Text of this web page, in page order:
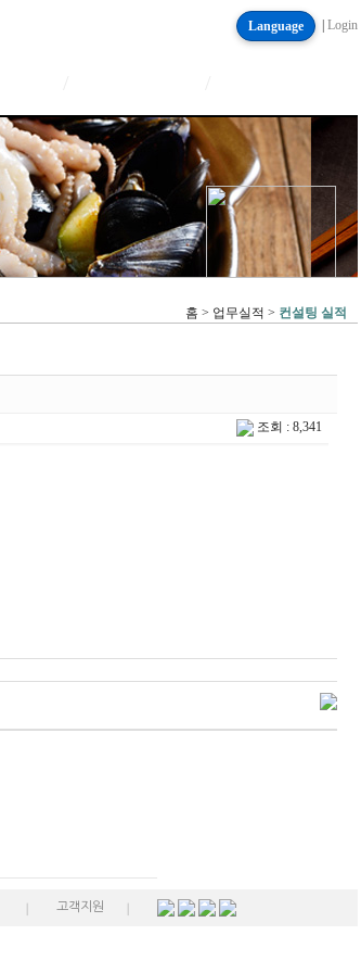
Language | Login
홈 > 업무실적 > 컨설팅 실적
조회 : 8,341
고객지원